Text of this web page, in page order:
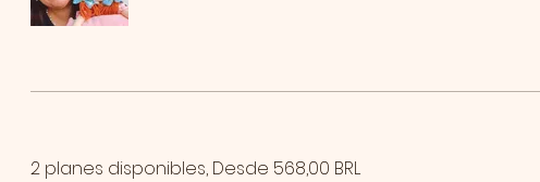
2 planes disponibles, Desde 568,00 BRL